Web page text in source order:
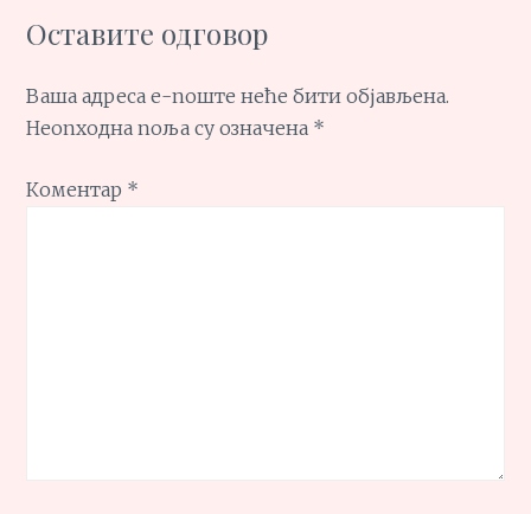
Оставите одговор
Ваша адреса е-поште неће бити објављена.
Неопходна поља су означена *
Коментар *